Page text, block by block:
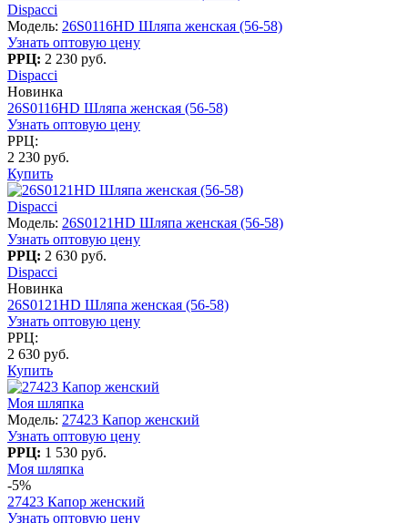
Dispacci
Модель: 26S0116HD Шляпа женская (56-58)
Узнать оптовую цену
РРЦ: 2 230 руб.
Dispacci
Новинка
26S0116HD Шляпа женская (56-58)
Узнать оптовую цену
РРЦ:
2 230 руб.
Купить
Dispacci
Модель: 26S0121HD Шляпа женская (56-58)
Узнать оптовую цену
РРЦ: 2 630 руб.
Dispacci
Новинка
26S0121HD Шляпа женская (56-58)
Узнать оптовую цену
РРЦ:
2 630 руб.
Купить
Моя шляпка
Модель: 27423 Капор женский
Узнать оптовую цену
РРЦ: 1 530 руб.
Моя шляпка
-5%
27423 Капор женский
Узнать оптовую цену